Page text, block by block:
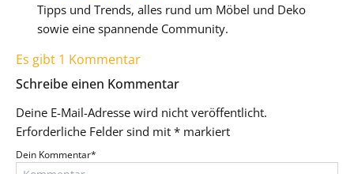
Tipps und Trends, alles rund um Möbel und Deko
sowie eine spannende Community.
Es gibt 1 Kommentar
Schreibe einen Kommentar
Deine E-Mail-Adresse wird nicht veröffentlicht.
Erforderliche Felder sind mit * markiert
Dein Kommentar*